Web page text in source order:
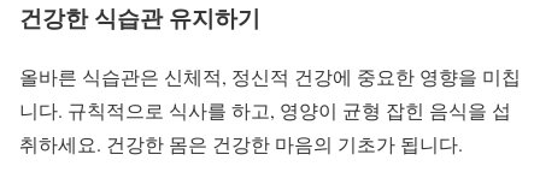
건강한 식습관 유지하기
올바른 식습관은 신체적, 정신적 건강에 중요한 영향을 미칩
니다. 규칙적으로 식사를 하고, 영양이 균형 잡힌 음식을 섭
취하세요. 건강한 몸은 건강한 마음의 기초가 됩니다.